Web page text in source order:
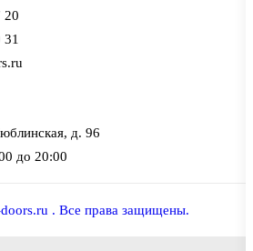
20
д. 96
до 20:00
. Все права защищены.